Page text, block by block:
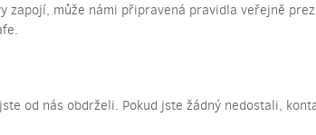
zapojí, může námi připravená pravidla veřejně
od nás obdrželi. Pokud jste žádný nedostali,